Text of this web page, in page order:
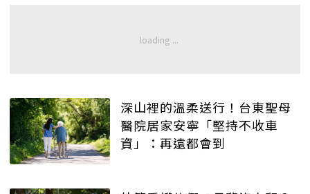
深山裡的溫柔送行！台東聖母
醫院居家安寧「堅持不收車
資」：再遠都會到